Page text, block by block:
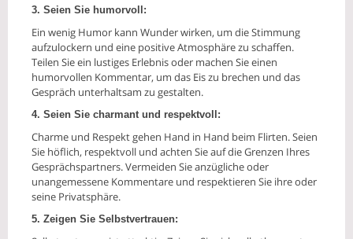
3. Seien Sie humorvoll:
Ein wenig Humor kann Wunder wirken, um die Stimmung
aufzulockern und eine positive Atmosphäre zu schaffen.
Teilen Sie ein lustiges Erlebnis oder machen Sie einen
humorvollen Kommentar, um das Eis zu brechen und das
Gespräch unterhaltsam zu gestalten.
4. Seien Sie charmant und respektvoll:
Charme und Respekt gehen Hand in Hand beim Flirten. Seien
Sie höflich, respektvoll und achten Sie auf die Grenzen Ihres
Gesprächspartners. Vermeiden Sie anzügliche oder
unangemessene Kommentare und respektieren Sie ihre oder
seine Privatsphäre.
5. Zeigen Sie Selbstvertrauen: